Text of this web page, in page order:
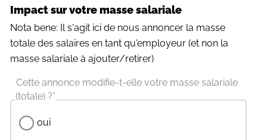
Impact sur votre masse salariale
Nota bene: Il s'agit ici de nous annoncer la masse
totale des salaires en tant qu'employeur (et non la
masse salariale à ajouter/retirer)
Cette annonce modifie-t-elle votre masse salariale
(totale) ?*
oui